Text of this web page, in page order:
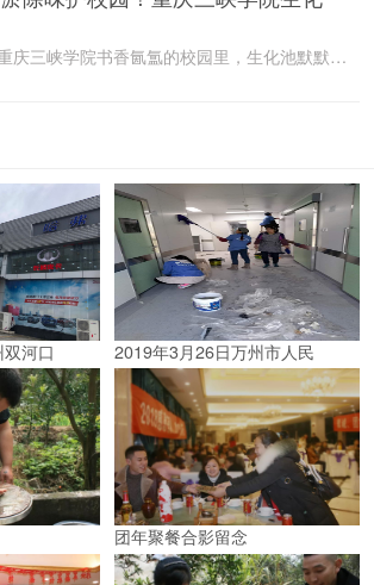
在重庆三峡学院书香氤氲的校园里，生化池默默承载着污水
河口 2019年3月26日万州市人民
团年聚餐合影留念